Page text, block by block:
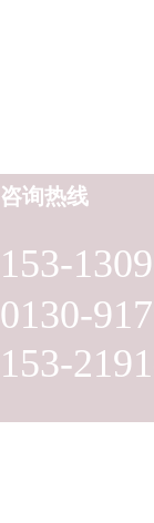
153-
0130-
153-
咨询热线